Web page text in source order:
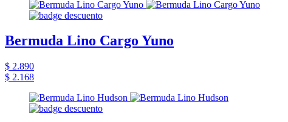
Bermuda Lino Cargo Yuno
$ 2.890
$ 2.168